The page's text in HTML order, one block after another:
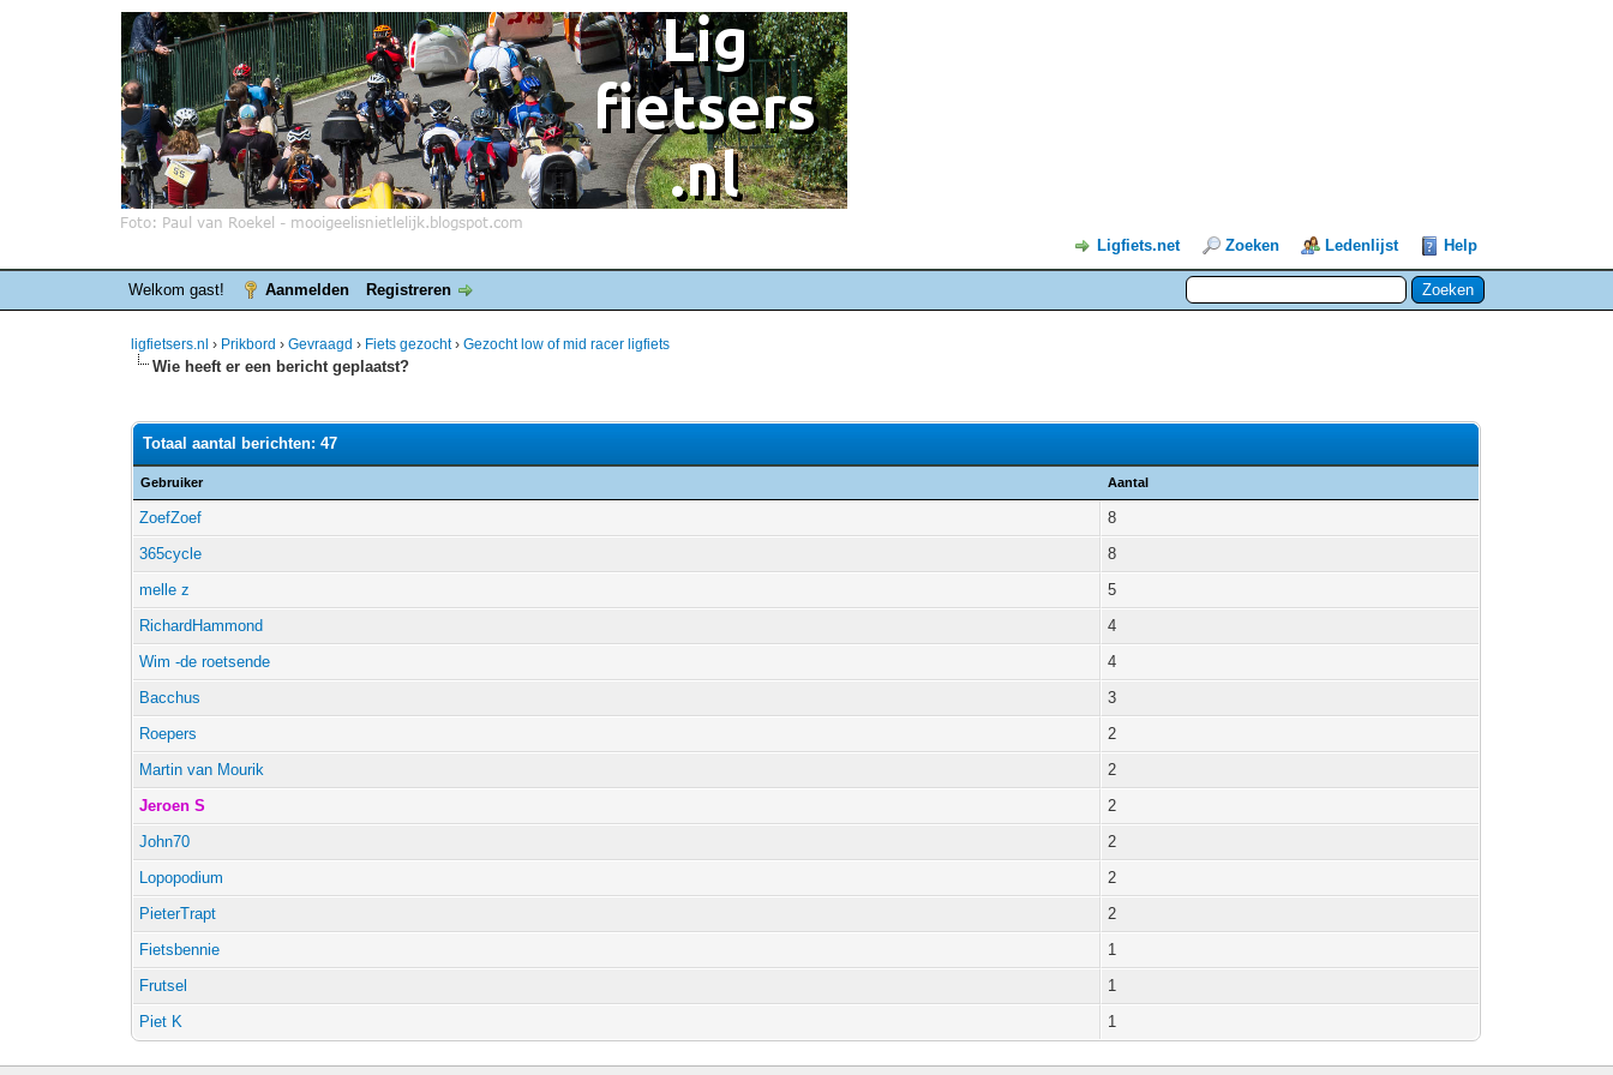
Ligfiets.net Zoeken Ledenlijst Help
Welkom gast! Aanmelden Registreren
ligfietsers.nl › Prikbord ›Gevraagd › Fiets gezocht›Gezocht low of mid racer ligfiets
Wie heeft er een bericht geplaatst?
Totaal aantal berichten: 47
Gebruiker Aantal
ZoefZoef
8
365cycle
8
melle z
5
RichardHammond
4
Wim -de roetsende
4
Bacchus
3
Roepers
2
Martin van Mourik
2
Jeroen S
2
John70
2
Lopopodium
2
PieterTrapt
2
Fietsbennie
1
Frutsel
1
Piet K
1